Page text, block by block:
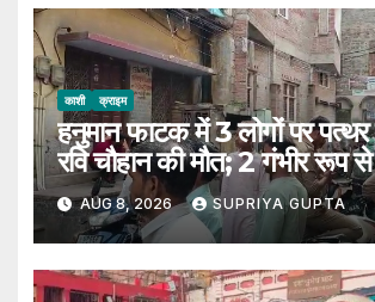
काशी क्राइम
हनुमान फाटक में 3 लोगों पर
रवि चौहान की मौत; 2 गंभीर रूप
AUG 8, 2026 SUPRIYA GUPTA